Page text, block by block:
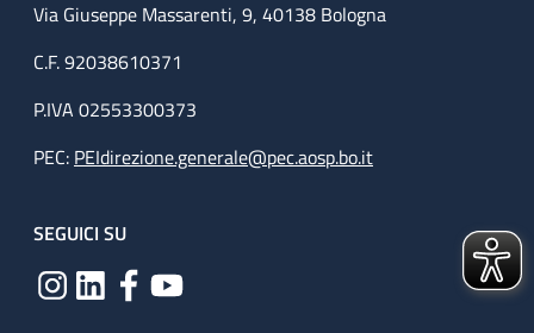
Via Giuseppe Massarenti, 9, 40138 Bologna
C.F. 92038610371
P.IVA 02553300373
PEC: PEIdirezione.generale@pec.aosp.bo.it
SEGUICI SU